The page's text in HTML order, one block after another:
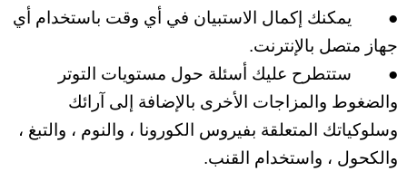
●
يمكنك إكمال الاستبيان في أي وقت باستخدام أي
جهاز متصل بالإنترنت.
●
ستتطرح عليك أسئلة حول مستويات التوتر
والضغوط والمزاجات الأخرى بالإضافة إلى آرائك
وسلوكياتك المتعلقة بفيروس الكورونا ، والنوم ، والتبغ ،
والكحول ، واستخدام القنب.